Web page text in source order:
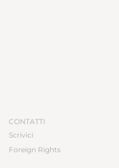
CONTATTI
Scrivici
Foreign Rights